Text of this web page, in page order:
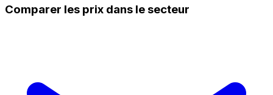
Comparer les prix dans le secteur